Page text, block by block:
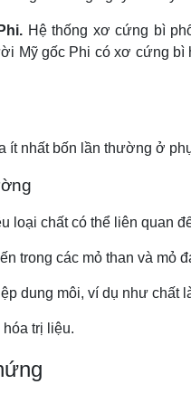
Hệ thống xơ cứng bì
Mỹ gốc Phi có xơ cứng bì
ít nhất bốn lần thường ở
loại chất có thể liên quan
trong các mỏ than và mỏ
dung môi, ví dụ như chất
hóa trị liệu.